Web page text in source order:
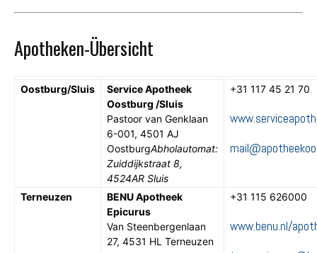
Apotheken-Übersicht
Oostburg/Sluis
Service Apotheek
Oostburg /Sluis
Pastoor van Genklaan
6-001, 4501 AJ
OostburgAbholautomat:
Zuiddijkstraat 8,
4524AR Sluis
+31 117 45 21 70
Terneuzen
BENU Apotheek
Epicurus
Van Steenbergenlaan
27, 4531 HL Terneuzen
+31 115 626000
www.benu.nl/